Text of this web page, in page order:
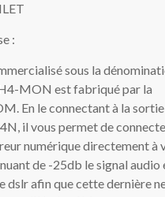
:
sous la
MON est fabriqué par la
En le connectant à la
il vous permet de
numérique directement à
de -25db le signal audio
dslr afin que cette dernière